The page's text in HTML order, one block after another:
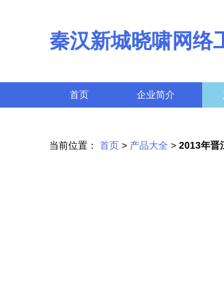
秦汉新城晓啸网络
首页 企业简介
当前位置： 首页 > 产品大全 > 2013年晋